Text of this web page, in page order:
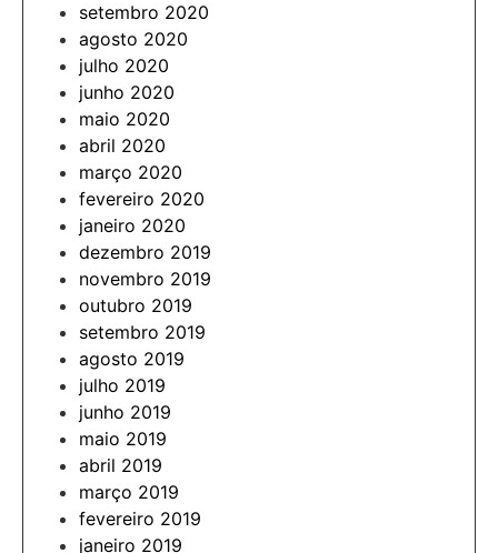
setembro 2020
agosto 2020
julho 2020
junho 2020
maio 2020
abril 2020
março 2020
fevereiro 2020
janeiro 2020
dezembro 2019
novembro 2019
outubro 2019
setembro 2019
agosto 2019
julho 2019
junho 2019
maio 2019
abril 2019
março 2019
fevereiro 2019
janeiro 2019